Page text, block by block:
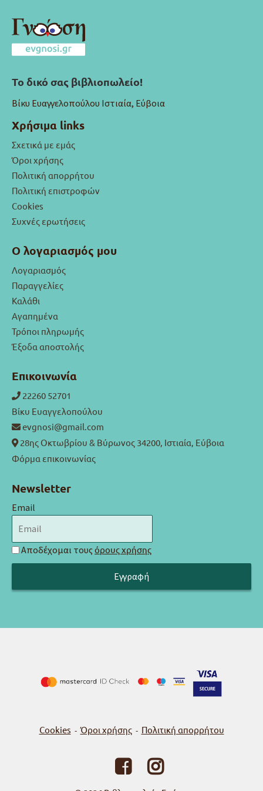
Το δικό σας βιβλιοπωλείο!
Βίκυ Ευαγγελοπούλου Ιστιαία, Εύβοια
Χρήσιμα links
Σχετικά με εμάς
Όροι χρήσης
Πολιτική απορρήτου
Πολιτική επιστροφών
Cookies
Συχνές ερωτήσεις
Ο λογαριασμός μου
Λογαριασμός
Παραγγελίες
Καλάθι
Αγαπημένα
Τρόποι πληρωμής
Έξοδα αποστολής
Επικοινωνία
22260 52701
Βίκυ Ευαγγελοπούλου
evgnosi@gmail.com
28ης Οκτωβρίου & Βύρωνος 34200, Ιστιαία, Εύβοια
Φόρμα επικοινωνίας
Newsletter
Email
Αποδέχομαι τους όρους χρήσης
Cookies - Όροι χρήσης - Πολιτική απορρήτου